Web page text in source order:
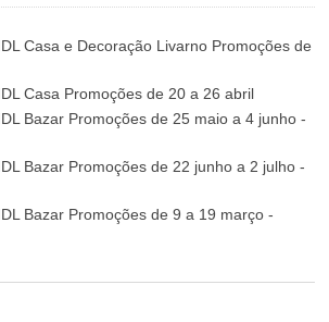
Casa e Decoração Livarno Promoções de
Casa Promoções de 20 a 26 abril
Bazar Promoções de 25 maio a 4 junho -
Bazar Promoções de 22 junho a 2 julho -
Bazar Promoções de 9 a 19 março -